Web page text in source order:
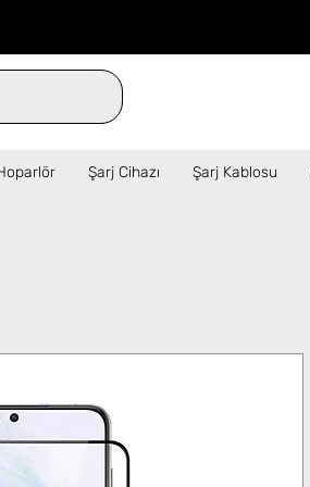
Şarj Cihazı Şarj Kablosu